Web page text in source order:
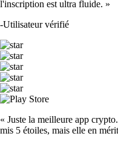
l'inscription est ultra fluide. »
-Utilisateur vérifié
« Juste la meilleure app
mis 5 étoiles, mais elle en